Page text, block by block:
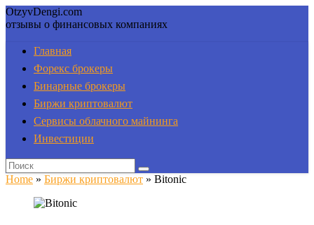
OtzyvDengi.com
отзывы о финансовых компаниях
Главная
Форекс брокеры
Бинарные брокеры
Биржи криптовалют
Сервисы облачного майнинга
Инвестиции
Home » Биржи криптовалют » Bitonic